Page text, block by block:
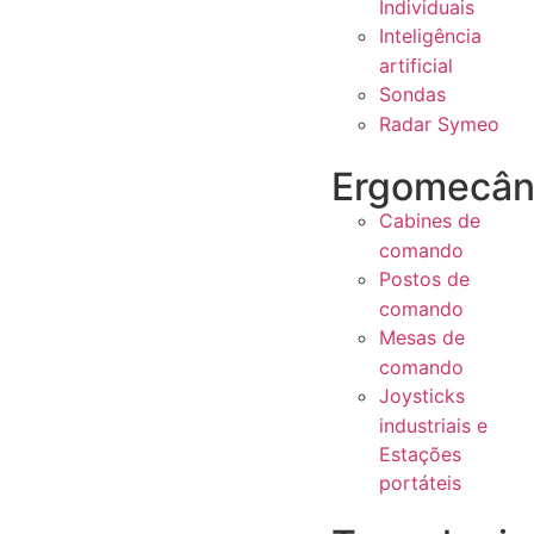
Individuais
Inteligência
artificial
Sondas
Radar Symeo
Cabines de
comando
Postos de
comando
Mesas de
comando
Joysticks
industriais e
Estações
portáteis